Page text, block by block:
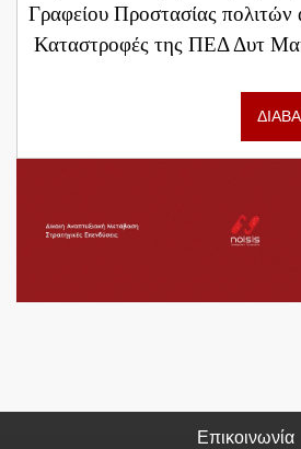
Γραφείου Προστασίας πολιτών
Καταστροφές της ΠΕΔ Δυτ
Επικοινωνία